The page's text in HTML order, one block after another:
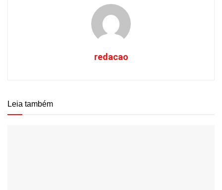
redacao
Leia também